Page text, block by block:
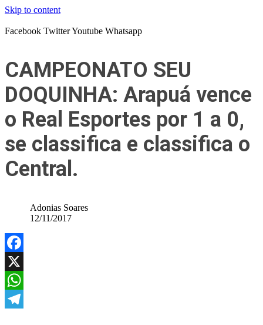
Skip to content
Facebook TwitterYoutube Whatsapp
CAMPEONATO SEU
DOQUINHA: Arapuá vence
o Real Esportes por 1 a 0,
se classifica e classifica o
Central.
Adonias Soares
12/11/2017
Facebook
X
WhatsApp